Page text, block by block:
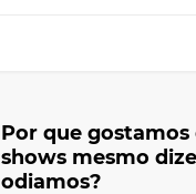
Por que
shows mesmo
odiamos?